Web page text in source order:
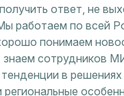
ответ, не
работаем по всей
понимаем
знаем сотрудников
в